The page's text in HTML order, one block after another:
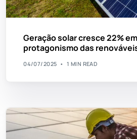
Geração solar cresce 22%
protagonismo das
04/07/2025 1 MIN READ